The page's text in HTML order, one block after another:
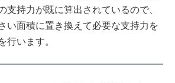
支持力が既に算出されているので、
い面積に置き換えて必要な支持力を
行います。